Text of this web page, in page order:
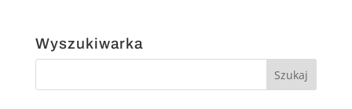
Wyszukiwarka